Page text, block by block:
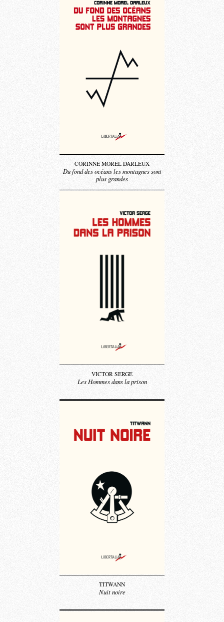
CORINNE MOREL DARLEUX
Du fond des océans les montagnes sont
plus grandes
VICTOR SERGE
Les Hommes dans la prison
TITWANN
Nuit noire